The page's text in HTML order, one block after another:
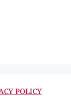
POLICY